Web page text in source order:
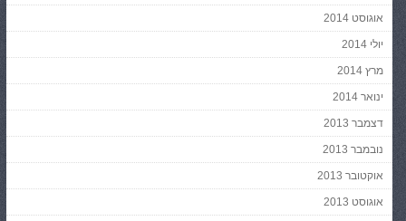
אוגוסט 2014
יולי 2014
מרץ 2014
ינואר 2014
דצמבר 2013
נובמבר 2013
אוקטובר 2013
אוגוסט 2013